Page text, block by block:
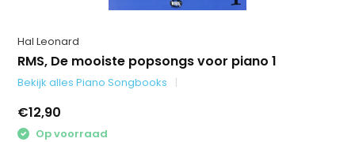
Hal Leonard
RMS, De mooiste popsongs voor piano 1
Bekijk alles Piano Songbooks
€12,90
Op voorraad